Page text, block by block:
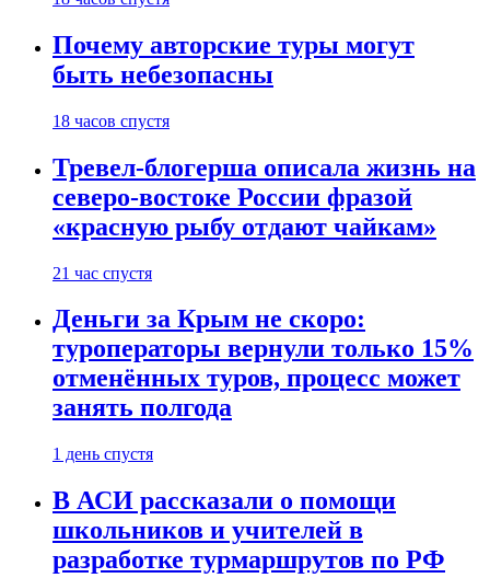
Почему авторские туры могут
быть небезопасны
18 часов спустя
Тревел-блогерша описала жизнь на
северо-востоке России фразой
«красную рыбу отдают чайкам»
21 час спустя
Деньги за Крым не скоро:
туроператоры вернули только 15%
отменённых туров, процесс может
занять полгода
1 день спустя
В АСИ рассказали о помощи
школьников и учителей в
разработке турмаршрутов по РФ